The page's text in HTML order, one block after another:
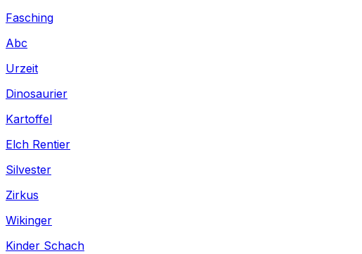
Fasching
Abc
Urzeit
Dinosaurier
Kartoffel
Elch Rentier
Silvester
Zirkus
Wikinger
Kinder Schach